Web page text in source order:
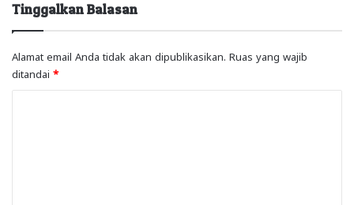
Tinggalkan Balasan
Alamat email Anda tidak akan dipublikasikan. Ruas yang wajib
ditandai *